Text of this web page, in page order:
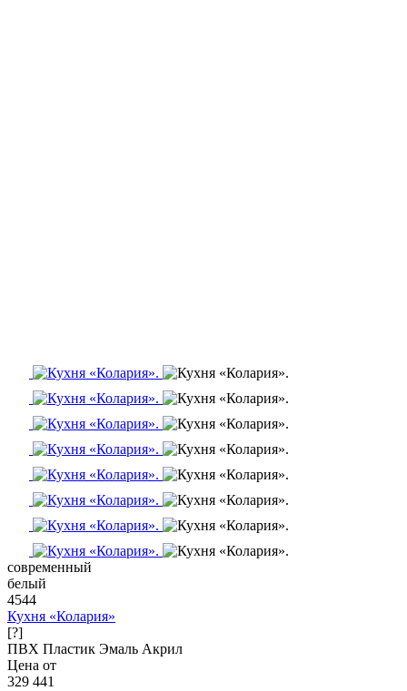
современный
белый
4544
Кухня «Колария»
[?]
ПВХ Пластик Эмаль Акрил
Цена от
329 441